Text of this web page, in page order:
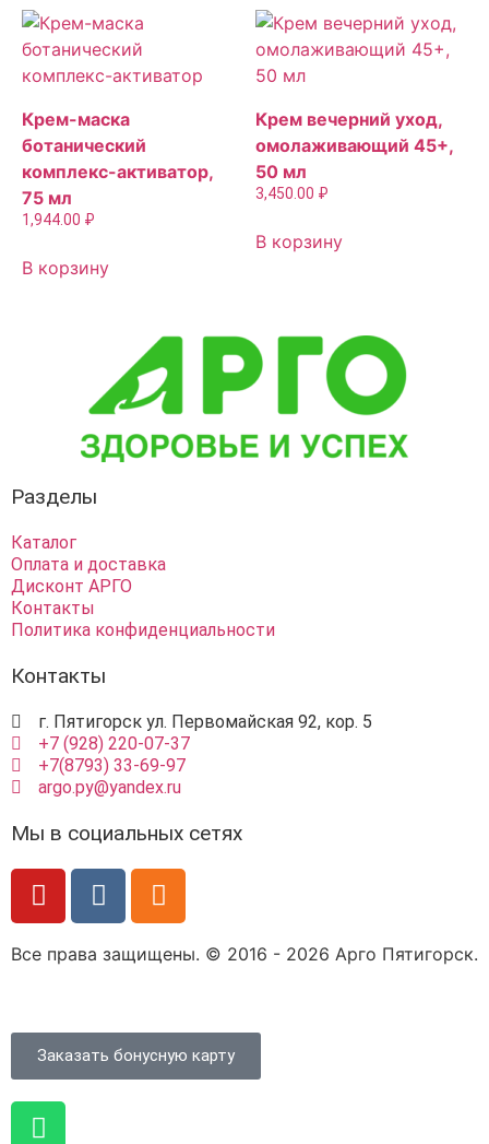
Крем-маска
ботанический
комплекс-активатор,
75 мл
1,944.00 ₽
В корзину
Крем вечерний уход,
омолаживающий 45+,
50 мл
3,450.00 ₽
В корзину
Разделы
Каталог
Оплата и доставка
Дисконт АРГО
Контакты
Политика конфиденциальности
Контакты
г. Пятигорск ул. Первомайская 92, кор. 5
+7 (928) 220-07-37
+7(8793) 33-69-97
argo.py@yandex.ru
Мы в социальных сетях
Все права защищены. © 2016 - 2026 Арго Пятигорск.
Заказать бонусную карту